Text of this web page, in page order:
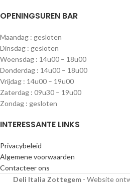
OPENINGSUREN BAR
Maandag : gesloten
Dinsdag : gesloten
Woensdag : 14u00 – 18u00
Donderdag : 14u00 – 18u00
Vrijdag : 14u00 – 19u00
Zaterdag : 09u30 – 19u00
Zondag : gesloten
INTERESSANTE LINKS
Privacybeleid
Algemene voorwaarden
Contacteer ons
Deli Italia Zottegem- Website